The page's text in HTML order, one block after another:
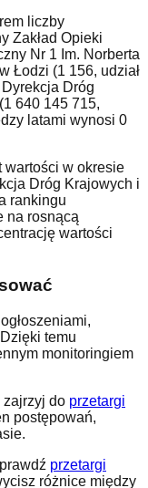
liczby
Zakład Opieki
Nr 1 Im. Norberta
Łodzi (1 156, udział
Dróg
640 145 715,
latami wynosi 0
wartości w okresie
Dróg Krajowych i
rankingu
na rosnącą
wartości
temu
monitoringiem
zajrzyj do przetargi
postępowań,
przetargi
różnice między